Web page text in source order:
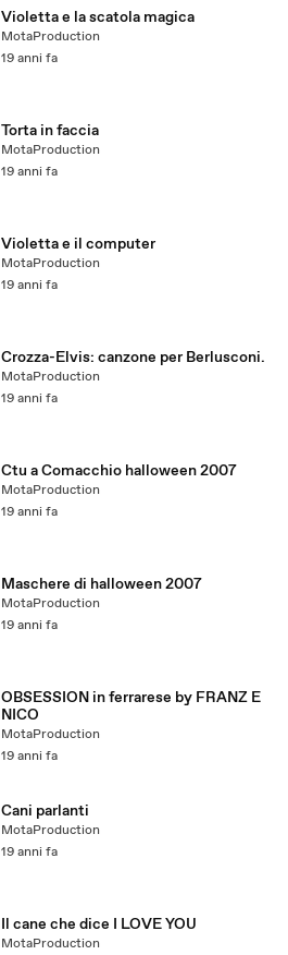
Violetta e la scatola magica
MotaProduction
19 anni fa
Torta in faccia
MotaProduction
19 anni fa
Violetta e il computer
MotaProduction
19 anni fa
Crozza-Elvis: canzone per Berlusconi.
MotaProduction
19 anni fa
Ctu a Comacchio halloween 2007
MotaProduction
19 anni fa
Maschere di halloween 2007
MotaProduction
19 anni fa
OBSESSION in ferrarese by FRANZ E
NICO
MotaProduction
19 anni fa
Cani parlanti
MotaProduction
19 anni fa
Il cane che dice I LOVE YOU
MotaProduction